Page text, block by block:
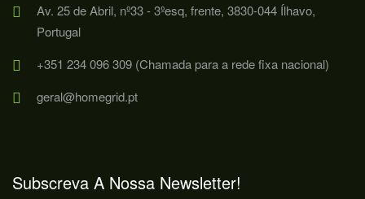
Av. 25 de Abril, nº33 - 3ºesq, frente, 3830-044 Ílhavo,
Portugal
+351 234 096 309 (Chamada para a rede fixa nacional)
geral@homegrid.pt
Subscreva A Nossa Newsletter!